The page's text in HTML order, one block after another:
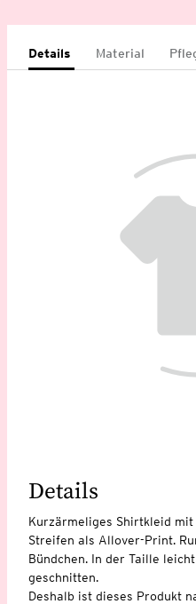
Details Material
Details
Kurzärmeliges Shirtkleid
Streifen als Allover-Print.
Bündchen. In der Taille
geschnitten.
Deshalb ist dieses Produkt